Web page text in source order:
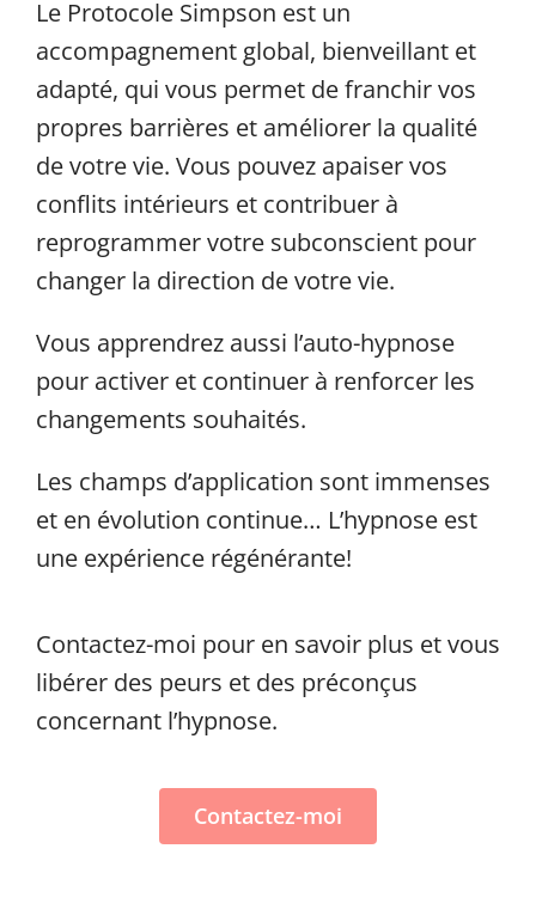
Le Protocole Simpson est un
accompagnement global, bienveillant et
adapté, qui vous permet de franchir vos
propres barrières et améliorer la qualité
de votre vie. Vous pouvez apaiser vos
conflits intérieurs et contribuer à
reprogrammer votre subconscient pour
changer la direction de votre vie.
Vous apprendrez aussi l’auto-hypnose
pour activer et continuer à renforcer les
changements souhaités.
Les champs d’application sont immenses
et en évolution continue… L’hypnose est
une expérience régénérante!
Contactez-moi pour en savoir plus et vous
libérer des peurs et des préconçus
concernant l’hypnose.
Contactez-moi